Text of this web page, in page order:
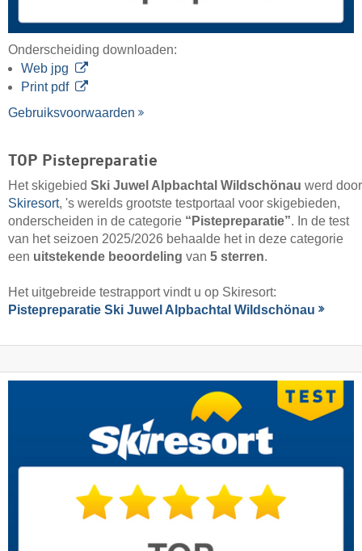
Onderscheiding downloaden:
Web jpg
Print pdf
Gebruiksvoorwaarden
TOP Pistepreparatie
Het skigebied Ski Juwel Alpbachtal Wildschönau werd door
Skiresort, 's werelds grootste testportaal voor skigebieden,
onderscheiden in de categorie “Pistepreparatie”. In de test
van het seizoen 2025/2026 behaalde het in deze categorie
een uitstekende beoordeling van 5 sterren.
Het uitgebreide testrapport vindt u op Skiresort:
Pistepreparatie Ski Juwel Alpbachtal Wildschönau